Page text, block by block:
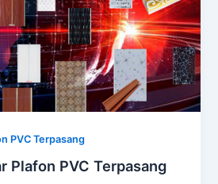
PVC Terpasang
Plafon PVC Terpasang